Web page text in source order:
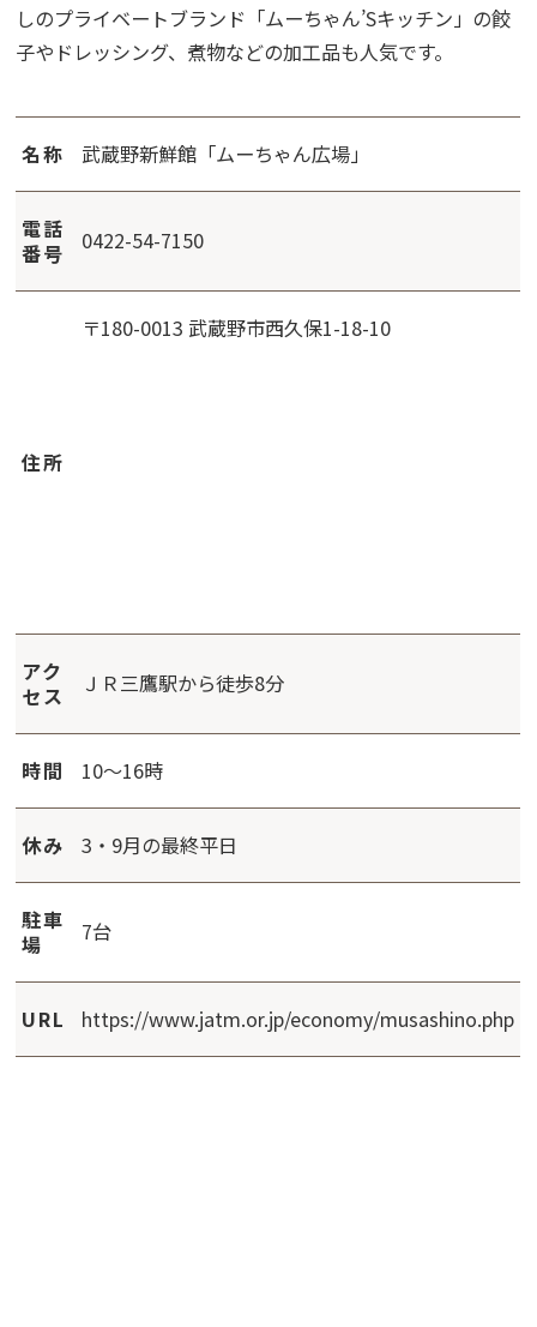
しのプライベートブランド「ムーちゃん’Sキッチン」の餃
子やドレッシング、煮物などの加工品も人気です。
名称 武蔵野新鮮館「ムーちゃん広場」
電話
番号
0422-54-7150
住所
〒180-0013 武蔵野市西久保1-18-10
アク
セス
ＪＲ三鷹駅から徒歩8分
時間 10～16時
休み 3・9月の最終平日
駐車
場
7台
URL https://www.jatm.or.jp/economy/musashino.php